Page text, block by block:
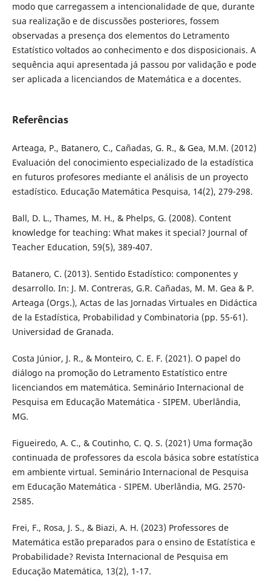
modo que carregassem a intencionalidade de que, durante
sua realização e de discussões posteriores, fossem
observadas a presença dos elementos do Letramento
Estatístico voltados ao conhecimento e dos disposicionais. A
sequência aqui apresentada já passou por validação e pode
ser aplicada a licenciandos de Matemática e a docentes.
Referências
Arteaga, P., Batanero, C., Cañadas, G. R., & Gea, M.M. (2012)
Evaluación del conocimiento especializado de la estadística
en futuros profesores mediante el análisis de un proyecto
estadístico. Educação Matemática Pesquisa, 14(2), 279-298.
Ball, D. L., Thames, M. H., & Phelps, G. (2008). Content
knowledge for teaching: What makes it special? Journal of
Teacher Education, 59(5), 389-407.
Batanero, C. (2013). Sentido Estadístico: componentes y
desarrollo. In: J. M. Contreras, G.R. Cañadas, M. M. Gea & P.
Arteaga (Orgs.), Actas de las Jornadas Virtuales en Didáctica
de la Estadística, Probabilidad y Combinatoria (pp. 55-61).
Universidad de Granada.
Costa Júnior, J. R., & Monteiro, C. E. F. (2021). O papel do
diálogo na promoção do Letramento Estatístico entre
licenciandos em matemática. Seminário Internacional de
Pesquisa em Educação Matemática - SIPEM. Uberlândia,
MG.
Figueiredo, A. C., & Coutinho, C. Q. S. (2021) Uma formação
continuada de professores da escola básica sobre estatística
em ambiente virtual. Seminário Internacional de Pesquisa
em Educação Matemática - SIPEM. Uberlândia, MG. 2570-
2585.
Frei, F., Rosa, J. S., & Biazi, A. H. (2023) Professores de
Matemática estão preparados para o ensino de Estatística e
Probabilidade? Revista Internacional de Pesquisa em
Educação Matemática, 13(2), 1-17.